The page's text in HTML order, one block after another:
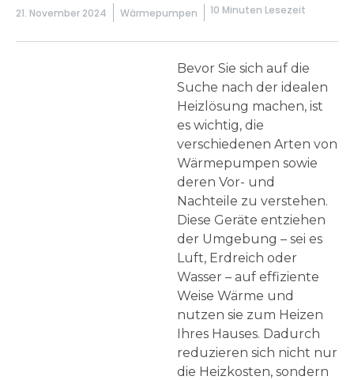
21. November 2024 Wärmepumpen 10 Minuten Lesezeit
Bevor Sie sich auf die
Suche nach der idealen
Heizlösung machen, ist
es wichtig, die
verschiedenen Arten von
Wärmepumpen sowie
deren Vor- und
Nachteile zu verstehen.
Diese Geräte entziehen
der Umgebung – sei es
Luft, Erdreich oder
Wasser – auf effiziente
Weise Wärme und
nutzen sie zum Heizen
Ihres Hauses. Dadurch
reduzieren sich nicht nur
die Heizkosten, sondern